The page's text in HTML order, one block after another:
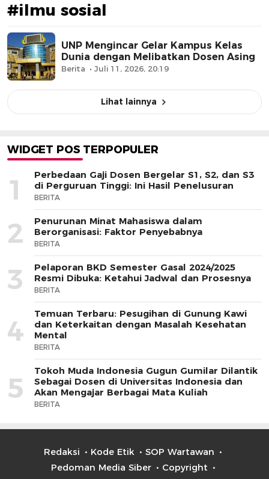
#ilmu sosial
UNP Mengincar Gelar Kampus Kelas
Dunia dengan Melibatkan Dosen Asing
Berita Juli 11, 2026, 20:19
Lihat lainnya
WIDGET POS TERPOPULER
1
Perbedaan Gaji Dosen Bergelar S1, S2, dan S3
di Perguruan Tinggi: Ini Hasil Penelusuran
BERITA
2
Penurunan Minat Mahasiswa dalam
Berorganisasi: Faktor Penyebabnya
BERITA
3
Pelaporan BKD Semester Gasal 2024/2025
Resmi Dibuka: Ketahui Jadwal dan Prosesnya
BERITA
4
Temuan Terbaru: Pesugihan di Gunung Kawi
dan Keterkaitan dengan Masalah Kesehatan
Mental
BERITA
5
Tokoh Muda Indonesia Gugun Gumilar Dilantik
Sebagai Dosen di Universitas Indonesia dan
Akan Mengajar Berbagai Mata Kuliah
BERITA
Redaksi Kode Etik
SOP Wartawan
Pedoman Media Siber
Copyright